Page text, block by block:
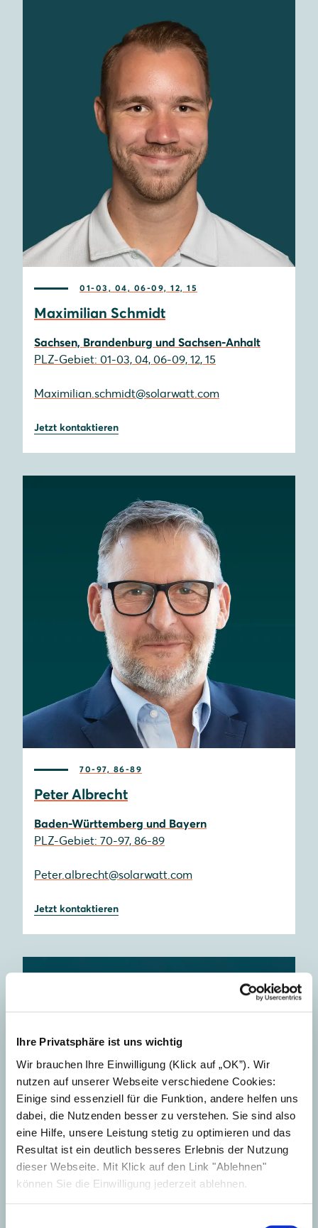
Ihre Privatsphäre ist uns wichtig
Wir brauchen Ihre Einwilligung (Klick auf „OK”). Wir
nutzen auf unserer Webseite verschiedene Cookies:
Einige sind essenziell für die Funktion, andere helfen uns
dabei, die Nutzenden besser zu verstehen. Sie sind also
eine Hilfe, unsere Leistung stetig zu optimieren und das
Resultat ist ein deutlich besseres Erlebnis der Nutzung
dieser Webseite. Mit Klick auf den Link "Ablehnen"
können Sie die Einwilligung jederzeit ablehnen.
01-03, 04, 06-09, 12, 15
Maximilian Schmidt
Sachsen, Brandenburg und Sachsen-Anhalt
PLZ-Gebiet: 01-03, 04, 06-09, 12, 15
Maximilian.schmidt@solarwatt.com
Jetzt kontaktieren
70-97, 86-89
Peter Albrecht
Baden-Württemberg und Bayern
PLZ-Gebiet: 70-97, 86-89
Peter.albrecht@solarwatt.com
Jetzt kontaktieren